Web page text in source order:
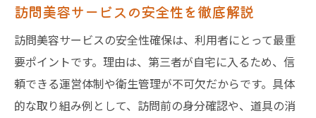
訪問美容サービスの安全性を徹底解説
訪問美容サービスの安全性確保は、利用者にとって最重
要ポイントです。理由は、第三者が自宅に入るため、信
頼できる運営体制や衛生管理が不可欠だからです。具体
的な取り組み例として、訪問前の身分確認や、道具の消